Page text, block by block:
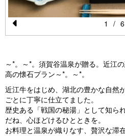
Pr
vi
o
u
s
1 / 6
～*。～*。須賀谷温泉が贈る。近江
高の懐石プラン～*。～*。
近江牛をはじめ、湖北の豊かな自然
ごとに丁寧に仕立てました。
歴史ある「戦国の秘湯」として知ら
だね、心ほどけるひとときを。
お料理と温泉が織りなす、贅沢な滞